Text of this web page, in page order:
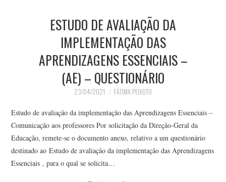
ESTUDO DE AVALIAÇÃO DA
IMPLEMENTAÇÃO DAS
APRENDIZAGENS ESSENCIAIS –
(AE) – QUESTIONÁRIO
23/04/2021 FÁTIMA PEIXOTO
Estudo de avaliação da implementação das Aprendizagens Essenciais –
Comunicação aos professores Por solicitação da Direção-Geral da
Educação, remete-se o documento anexo, relativo a um questionário
destinado ao Estudo de avaliação da implementação das Aprendizagens
Essenciais , para o qual se solicita…